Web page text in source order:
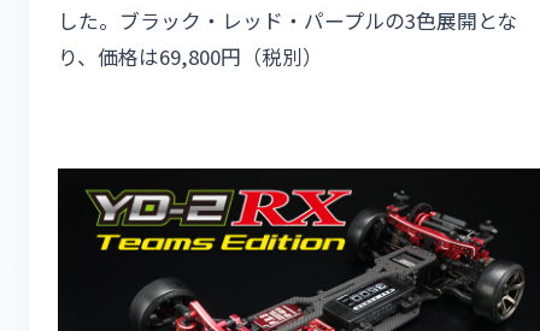
した。ブラック・レッド・パープルの3色展開とな
り、価格は69,800円（税別）